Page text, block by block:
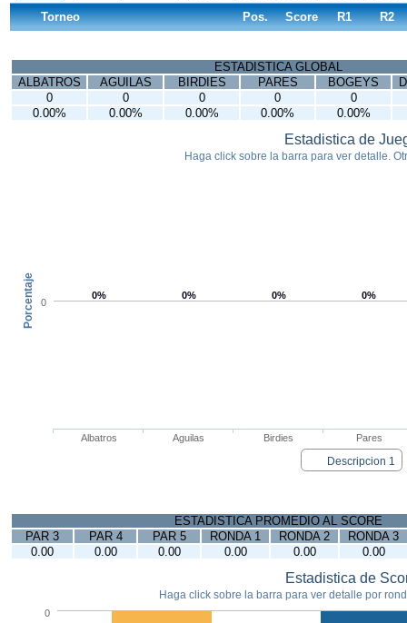
Torneo
Pos. Score R1 R2
ESTADISTICA GLOBAL
ALBATROS
AGUILAS BIRDIES PARES BOGEYS
0
0 0 0
0
0.00%
0.00% 0.00% 0.00% 0.00%
Porcentaje
Estadistica de
Haga click sobre la barra para ver detalle.
0% 0% 0% 0%
Descripcion 1
Albatros Aguilas Birdies Pares
0
ESTADISTICA PROMEDIO AL SCORE
PAR 3
PAR 4 PAR 5 RONDA 1 RONDA 2
RONDA 3
0.00
0.00 0.00 0.00 0.00 0.00
Estadistica de
Haga click sobre la barra para ver detalle por
0